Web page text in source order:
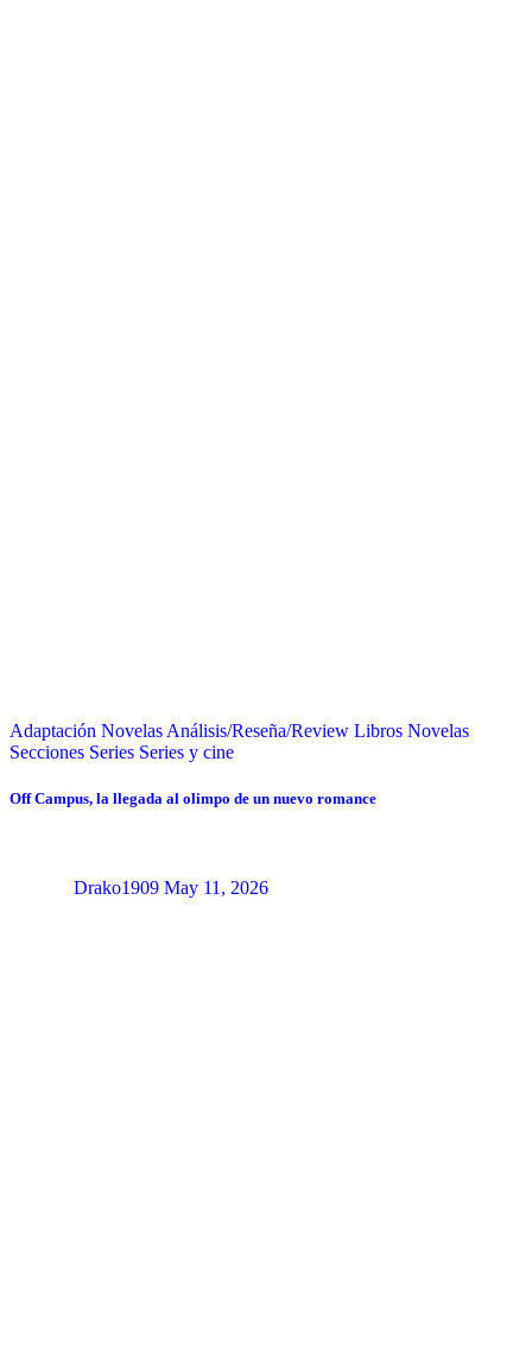
Adaptación Novelas Análisis/Reseña/Review Libros Novelas
Secciones Series Series y cine
Off Campus, la llegada al olimpo de un nuevo romance
Drako1909 May 11, 2026